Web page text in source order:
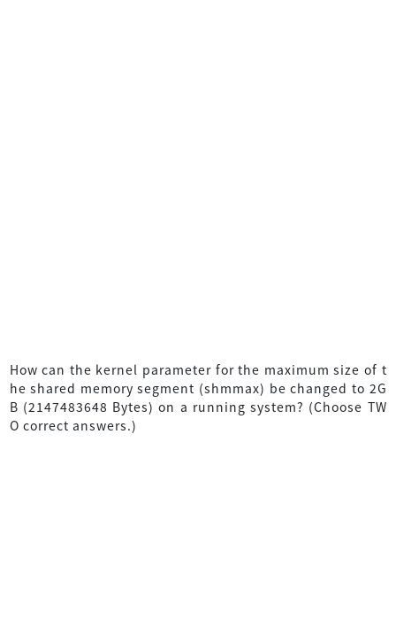
How can the kernel parameter for the maximum size of t
he shared memory segment (shmmax) be changed to 2G
B (2147483648 Bytes) on a running system? (Choose TW
O correct answers.)